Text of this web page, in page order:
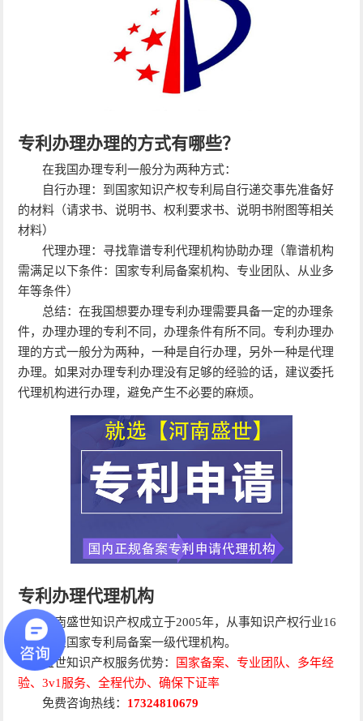
专利办理办理的方式有哪些？
在我国办理专利一般分为两种方式：
自行办理：到国家知识产权专利局自行递交事先准备好
的材料（请求书、说明书、权利要求书、说明书附图等相关
材料）
代理办理：寻找靠谱专利代理机构协助办理（靠谱机构
需满足以下条件：国家专利局备案机构、专业团队、从业多
年等条件）
总结：在我国想要办理专利办理需要具备一定的办理条
件，办理办理的专利不同，办理条件有所不同。专利办理办
理的方式一般分为两种，一种是自行办理，另外一种是代理
办理。如果对办理专利办理没有足够的经验的话，建议委托
代理机构进行办理，避免产生不必要的麻烦。
专利办理代理机构
河南盛世知识产权成立于2005年，从事知识产权行业16
余年，是国家专利局备案一级代理机构。
盛世知识产权服务优势：
国家备案、专业团队、多年经
验、3v1服务、全程代办、确保下证率
免费咨询热线： 17324810679